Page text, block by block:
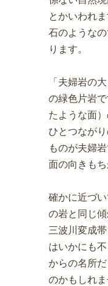
とかいわれ
石のような
ります。
「夫婦岩の
の緑色片岩
たような面
ひとつなが
ものが夫婦
面の向きも
確かに近づ
の岩と同じ
三波川変成
はいかにも
からの名所
のかもしれ